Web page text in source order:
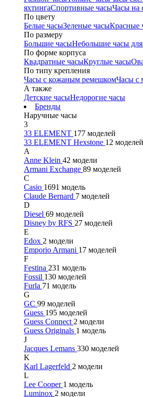
яхтингаСпортивные часыЧасы на
По цвету
Белые часыЗеленые часыКрасные
По размеру
Большие часыНебольшие часы
По форме корпуса
Квадратные часыКруглые часы
По типу крепления
Часы с кожаным ремешкомЧасы с
А также
Детские часыНедорогие часы
Бренды
Наручные часы
3
33 ELEMENT 177 моделей
33 ELEMENT Hexstone 12 моделей
A
Anne Klein 42 модели
Armani Exchange 89 моделей
C
Casio 1691 модель
Claude Bernard 7 моделей
D
Diesel 69 моделей
Disney by RFS 27 моделей
E
Edox 2 модели
Emporio Armani 17 моделей
F
Festina 231 модель
Fossil 130 моделей
Furla 71 модель
G
GC 99 моделей
Guess 195 моделей
Guess Connect 2 модели
Guess Originals 1 модель
J
Jacques Lemans 330 моделей
K
Karl Lagerfeld 2 модели
L
Lee Cooper 1 модель
Luminox 2 модели